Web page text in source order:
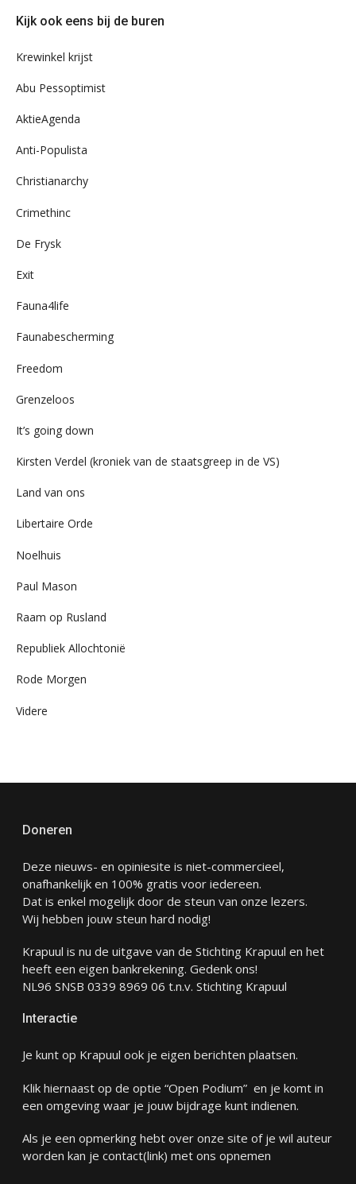
ons
Kijk ook eens bij de buren
Krewinkel krijst
Abu Pessoptimist
AktieAgenda
Anti-Populista
Christianarchy
Crimethinc
De Frysk
Exit
Fauna4life
Faunabescherming
Freedom
Grenzeloos
It’s going down
Kirsten Verdel (kroniek van de staatsgreep in de VS)
Land van ons
Libertaire Orde
Noelhuis
Paul Mason
Raam op Rusland
Republiek Allochtonië
Rode Morgen
Videre
Doneren
Deze nieuws- en opiniesite is niet-commercieel,
onafhankelijk en 100% gratis voor iedereen.
Dat is enkel mogelijk door de steun van onze lezers.
Wij hebben jouw steun hard nodig!
Krapuul is nu de uitgave van de Stichting Krapuul en het
heeft een eigen bankrekening. Gedenk ons!
NL96 SNSB 0339 8969 06 t.n.v. Stichting Krapuul
Interactie
Je kunt op Krapuul ook je eigen berichten plaatsen.
Klik hiernaast op de optie “Open Podium” en je komt in
een omgeving waar je jouw bijdrage kunt indienen.
Als je een opmerking hebt over onze site of je wil auteur
worden kan je contact(link) met ons opnemen